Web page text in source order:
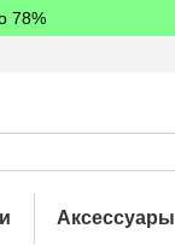
78%
Аксессуары